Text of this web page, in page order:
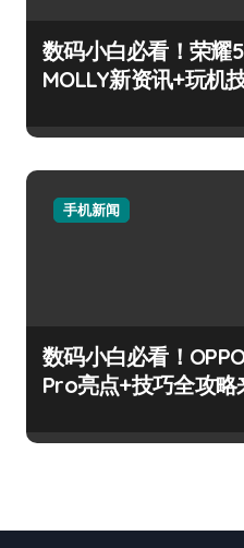
数码小白必看！荣耀
MOLLY新资讯+玩机
手机新闻
数码小白必看！
Pro亮点+技巧全攻略